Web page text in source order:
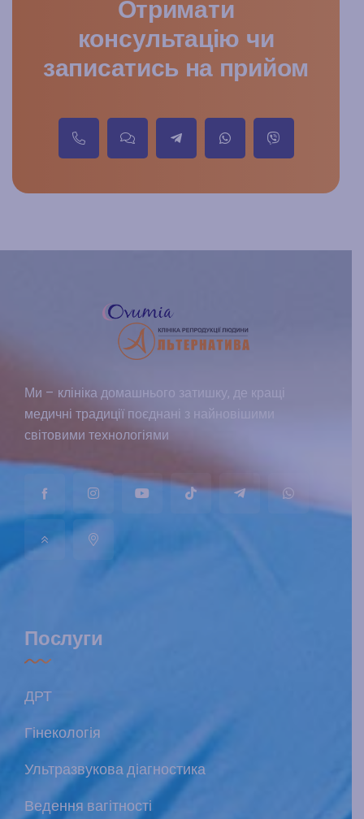
Отримати
консультацію чи
записатись на прийом
Ми – клініка домашнього затишку, де кращі
медичні традиції поєднані з найновішими
світовими технологіями
Послуги
ДРТ
Гінекологія
Ультразвукова діагностика
Ведення вагітності